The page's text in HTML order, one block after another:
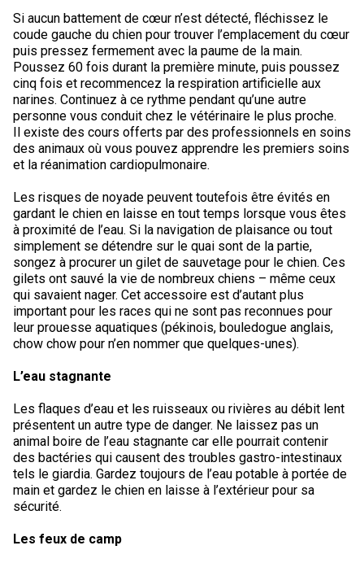
Si aucun battement de cœur n’est détecté, fléchissez le
coude gauche du chien pour trouver l’emplacement du cœur
puis pressez fermement avec la paume de la main.
Poussez 60 fois durant la première minute, puis poussez
cinq fois et recommencez la respiration artificielle aux
narines. Continuez à ce rythme pendant qu’une autre
personne vous conduit chez le vétérinaire le plus proche.
Il existe des cours offerts par des professionnels en soins
des animaux où vous pouvez apprendre les premiers soins
et la réanimation cardiopulmonaire.
Les risques de noyade peuvent toutefois être évités en
gardant le chien en laisse en tout temps lorsque vous êtes
à proximité de l’eau. Si la navigation de plaisance ou tout
simplement se détendre sur le quai sont de la partie,
songez à procurer un gilet de sauvetage pour le chien. Ces
gilets ont sauvé la vie de nombreux chiens – même ceux
qui savaient nager. Cet accessoire est d’autant plus
important pour les races qui ne sont pas reconnues pour
leur prouesse aquatiques (pékinois, bouledogue anglais,
chow chow pour n’en nommer que quelques-unes).
L’eau stagnante
Les flaques d’eau et les ruisseaux ou rivières au débit lent
présentent un autre type de danger. Ne laissez pas un
animal boire de l’eau stagnante car elle pourrait contenir
des bactéries qui causent des troubles gastro-intestinaux
tels le giardia. Gardez toujours de l’eau potable à portée de
main et gardez le chien en laisse à l’extérieur pour sa
sécurité.
Les feux de camp